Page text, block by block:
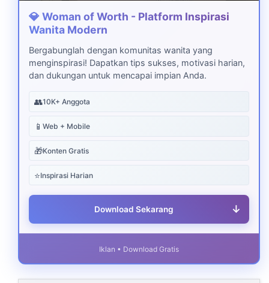
💎 Woman of Worth - Platform Inspirasi
Wanita Modern
Bergabunglah dengan komunitas wanita yang
menginspirasi! Dapatkan tips sukses, motivasi harian,
dan dukungan untuk mencapai impian Anda.
👥10K+ Anggota
📱 Web + Mobile
🎁Konten Gratis
⭐Inspirasi Harian
Download Sekarang ↓
Iklan • Download Gratis